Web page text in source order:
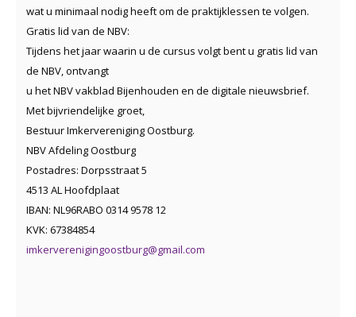
wat u minimaal nodig heeft om de praktijklessen te volgen.
Gratis lid van de NBV:
Tijdens het jaar waarin u de cursus volgt bent u gratis lid van
de NBV, ontvangt
u het NBV vakblad Bijenhouden en de digitale nieuwsbrief.
Met bijvriendelijke groet,
Bestuur Imkervereniging Oostburg.
NBV Afdeling Oostburg
Postadres: Dorpsstraat 5
4513 AL Hoofdplaat
IBAN: NL96RABO 0314 9578 12
KVK: 67384854
imkerverenigingoostburg@gmail.com